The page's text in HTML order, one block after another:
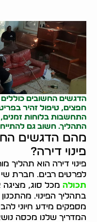
הדגשים החשובים כוללים
חפצים, טיפול זהיר
התחשבות בלוחות זמנים,
התהליך. חשוב גם
מהם הדגשים
פינוי דירה?
פינוי דירה הוא תהליך
לפרטים רבים. חברת
תכולה מכל סוג,
בתהליך הפינוי. מהתכנון
מספקים מידע חיוני
המדריך שלנו מכסה